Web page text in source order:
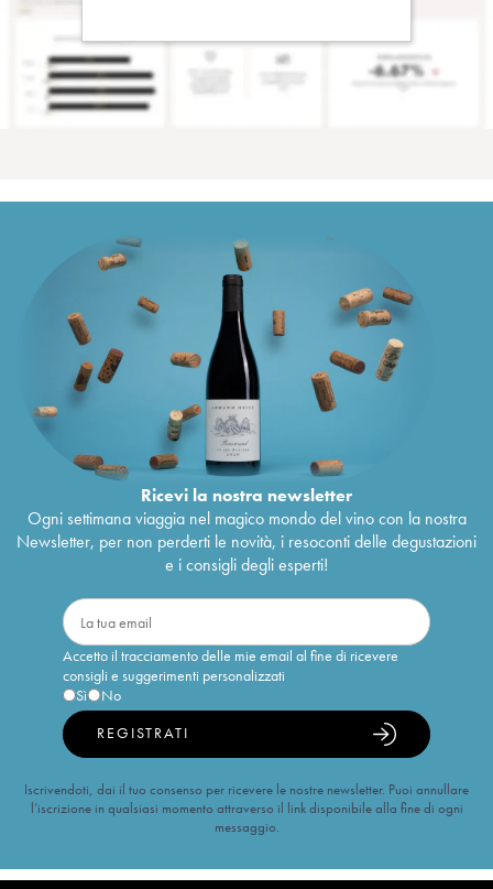
Ricevi la nostra newsletter
Ogni settimana viaggia nel magico mondo del vino con la nostra
Newsletter, per non perderti le novità, i resoconti delle degustazioni
e i consigli degli esperti!
Accetto il tracciamento delle mie email al fine di ricevere
consigli e suggerimenti personalizzati
Sì
No
REGISTRATI
Iscrivendoti, dai il tuo consenso per ricevere le nostre newsletter. Puoi annullare
l’iscrizione in qualsiasi momento attraverso il link disponibile alla fine di ogni
messaggio.